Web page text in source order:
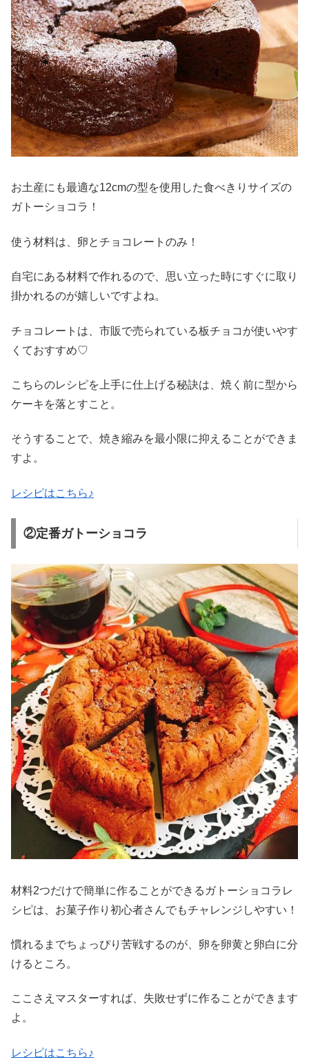
お土産にも最適な12cmの型を使用した食べきりサイズの
ガトーショコラ！
使う材料は、卵とチョコレートのみ！
自宅にある材料で作れるので、思い立った時にすぐに取り
掛かれるのが嬉しいですよね。
チョコレートは、市販で売られている板チョコが使いやす
くておすすめ♡
こちらのレシピを上手に仕上げる秘訣は、焼く前に型から
ケーキを落とすこと。
そうすることで、焼き縮みを最小限に抑えることができま
すよ。
レシピはこちら♪
②定番ガトーショコラ
材料2つだけで簡単に作ることができるガトーショコラレ
シピは、お菓子作り初心者さんでもチャレンジしやすい！
慣れるまでちょっぴり苦戦するのが、卵を卵黄と卵白に分
けるところ。
ここさえマスターすれば、失敗せずに作ることができます
よ。
レシピはこちら♪